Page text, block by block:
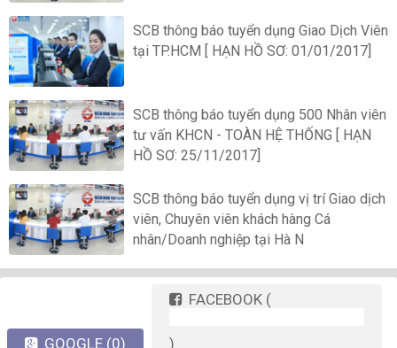
SCB thông báo tuyển dụng Giao Dịch Viên
tại TP.HCM [ HẠN HỒ SƠ: 01/01/2017]
SCB thông báo tuyển dụng 500 Nhân viên
tư vấn KHCN - TOÀN HỆ THỐNG [ HẠN
HỒ SƠ: 25/11/2017]
SCB thông báo tuyển dụng vị trí Giao dịch
viên, Chuyên viên khách hàng Cá
nhân/Doanh nghiệp tại Hà N
GOOGLE (0)
FACEBOOK (
)